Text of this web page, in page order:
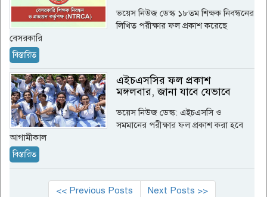
ভয়েস নিউজ ডেস্ক ১৮তম শিক্ষক নিবন্ধনের
লিখিত পরীক্ষার ফল প্রকাশ করেছে
বেসরকারি
বিস্তারিত
এইচএসসির ফল প্রকাশ
মঙ্গলবার, জানা যাবে যেভাবে
ভয়েস নিউজ ডেস্ক: এইচএসসি ও
সমমানের পরীক্ষার ফল প্রকাশ করা হবে
আগামীকাল
বিস্তারিত
<< Previous Posts Next Posts >>